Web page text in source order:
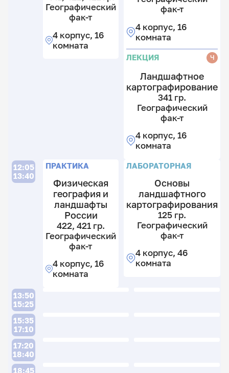
Географический
фак-т
4 корпус, 16
комната
фак-т
4 корпус, 16
комната
ЛЕКЦИЯ Ч
Ландшафтное
картографирование
341 гр.
Географический
фак-т
4 корпус, 16
комната
12:05
13:40
ПРАКТИКА
Физическая
география и
ландшафты
России
422, 421 гр.
Географический
фак-т
4 корпус, 16
комната
ЛАБОРАТОРНАЯ
Основы
ландшафтного
картографирования
125 гр.
Географический
фак-т
4 корпус, 46
комната
13:50
15:25
15:35
17:10
17:20
18:40
18:45